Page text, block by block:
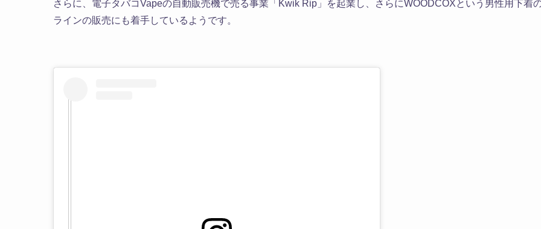
さらに、電子タバコVapeの自動販売機で売る事業「Kwik Rip」を起業し、さらにWOODCOXという男性用下着
ラインの販売にも着手しているようです。